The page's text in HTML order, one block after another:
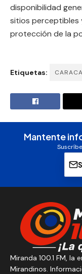
disponibilidad
sitios perceptibles
protección de la
Etiquetas:
Mantente
Miranda 100.1 FM, la
Mirandinos.